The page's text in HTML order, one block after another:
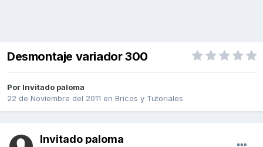
Desmontaje variador 300
Por Invitado paloma
22 de Noviembre del 2011 en Bricos y Tutoriales
Invitado paloma